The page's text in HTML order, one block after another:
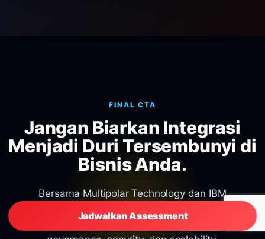
FINAL CTA
Jangan Biarkan Integrasi
Menjadi Duri Tersembunyi di
Bisnis Anda.
Bersama Multipolar Technology dan IBM
Jadwalkan Assessment